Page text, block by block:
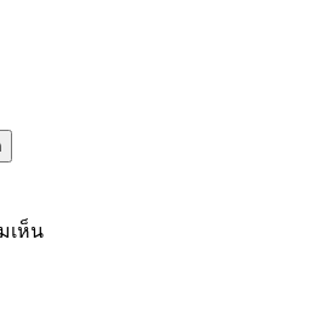
เห็น